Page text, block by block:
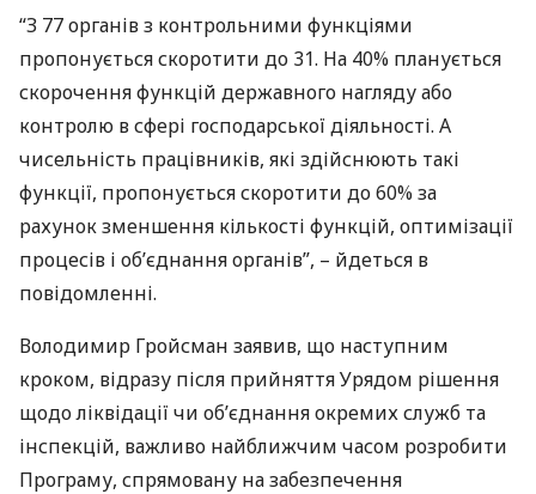
“З 77 органів з контрольними функціями
пропонується скоротити до 31. На 40% планується
скорочення функцій державного нагляду або
контролю в сфері господарської діяльності. А
чисельність працівників, які здійснюють такі
функції, пропонується скоротити до 60% за
рахунок зменшення кількості функцій, оптимізації
процесів і об’єднання органів”, – йдеться в
повідомленні.
Володимир Гройсман заявив, що наступним
кроком, відразу після прийняття Урядом рішення
щодо ліквідації чи об’єднання окремих служб та
інспекцій, важливо найближчим часом розробити
Програму, спрямовану на забезпечення